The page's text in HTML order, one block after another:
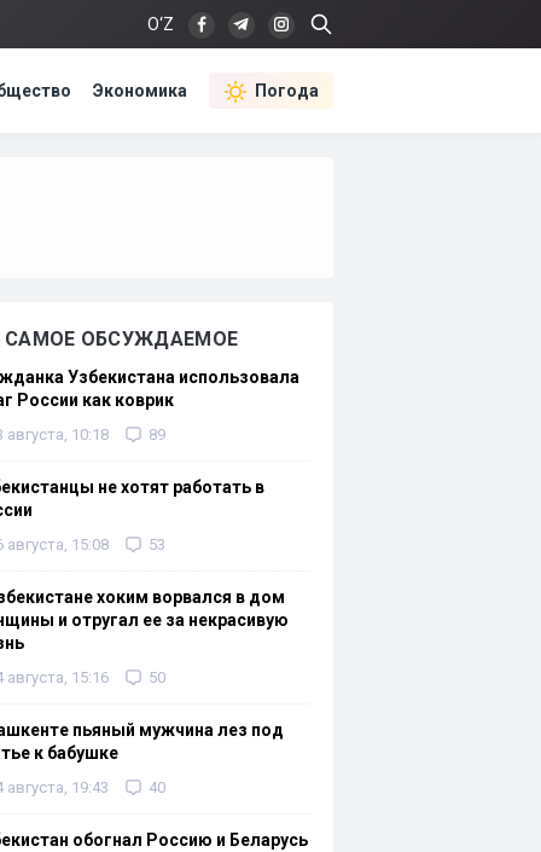
O‘Z
Экономика Погода
САМОЕ ОБСУЖДАЕМОЕ
Узбекистана использовала
России как коврик
августа, 10:18 89
не хотят работать в
августа, 15:08 53
хоким ворвался в дом
и отругал ее за некрасивую
августа, 15:16 50
пьяный мужчина лез под
к бабушке
августа, 19:43 40
обогнал Россию и Беларусь